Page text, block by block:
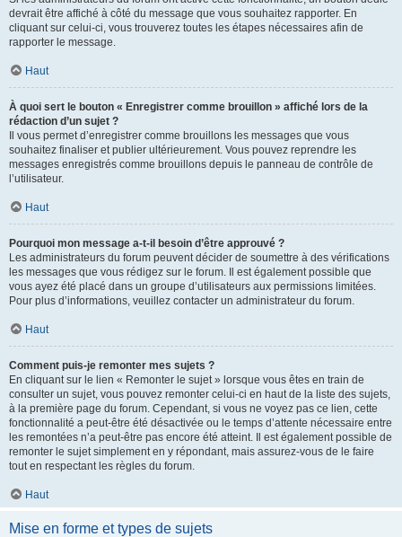
devrait être affiché à côté du message que vous souhaitez rapporter. En
cliquant sur celui-ci, vous trouverez toutes les étapes nécessaires afin de
rapporter le message.
Haut
À quoi sert le bouton « Enregistrer comme brouillon » affiché lors de la
rédaction d’un sujet ?
Il vous permet d’enregistrer comme brouillons les messages que vous
souhaitez finaliser et publier ultérieurement. Vous pouvez reprendre les
messages enregistrés comme brouillons depuis le panneau de contrôle de
l’utilisateur.
Haut
Pourquoi mon message a-t-il besoin d’être approuvé ?
Les administrateurs du forum peuvent décider de soumettre à des vérifications
les messages que vous rédigez sur le forum. Il est également possible que
vous ayez été placé dans un groupe d’utilisateurs aux permissions limitées.
Pour plus d’informations, veuillez contacter un administrateur du forum.
Haut
Comment puis-je remonter mes sujets ?
En cliquant sur le lien « Remonter le sujet » lorsque vous êtes en train de
consulter un sujet, vous pouvez remonter celui-ci en haut de la liste des sujets,
à la première page du forum. Cependant, si vous ne voyez pas ce lien, cette
fonctionnalité a peut-être été désactivée ou le temps d’attente nécessaire entre
les remontées n’a peut-être pas encore été atteint. Il est également possible de
remonter le sujet simplement en y répondant, mais assurez-vous de le faire
tout en respectant les règles du forum.
Haut
Mise en forme et types de sujets